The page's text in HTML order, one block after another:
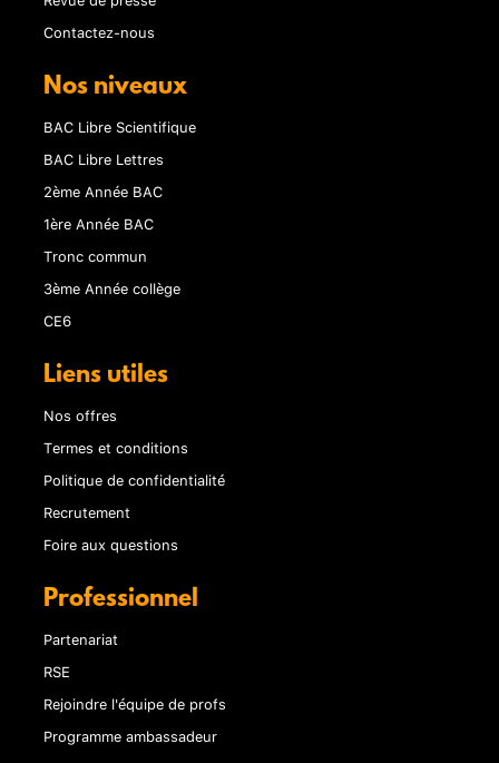
Contactez-nous
Nos niveaux
BAC Libre Scientifique
BAC Libre Lettres
2ème Année BAC
1ère Année BAC
Tronc commun
3ème Année collège
CE6
Liens utiles
Nos offres
Termes et conditions
Politique de confidentialité
Recrutement
Foire aux questions
Professionnel
Partenariat
RSE
Rejoindre l'équipe de profs
Programme ambassadeur